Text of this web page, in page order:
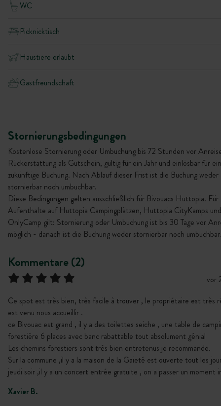
WC
Picknicktisch
Haustiere erlaubt
Gastfreundschaft
Stornierungsbedingungen
Kostenlose Stornierung oder Umbuchung bis 72 Stunden vor
Rückerstattung als Gutschein, gültig für ein Jahr und einlösbar für
zukünftige Buchung. Nach Ablauf dieser Frist ist die Buchung weder
stornierbar noch umbuchbar.
Diese Bedingungen gelten ausschließlich für Bivouacs Huttopia. Für
Aufenthalte auf Huttopia Campingplätzen, Huttopia CityKamps und
OnlyCamp gilt: Stornierung oder Umbuchung ist bis 30 Tage vor
möglich - danach ist die Buchung weder stornierbar noch
Kommentare (2)
vor
Ce spot est très bien, très facile à trouver , le propriétaire est très
est venu nous accueillir .
ce Bivouac est grand , il y a des toilettes seiche , une table de
forestière 6 places avec banc rabattable tout absolument génial
Les chemins forestiers sont très bien entretenus je recommande.
Sur la commune ,il y a la maison de la Gaieté est ouverte tout les
jeudi soir ,il y a un concert entrée gratuite , on a passer un moment
Xavier B.